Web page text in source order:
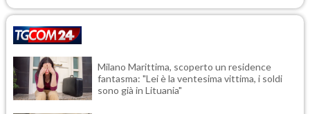
Milano Marittima, scoperto un residence
fantasma: "Lei è la ventesima vittima, i soldi
sono già in Lituania"